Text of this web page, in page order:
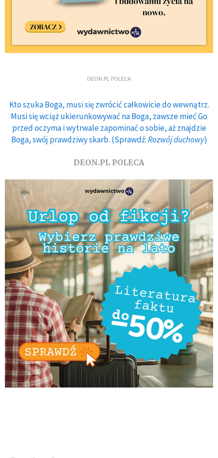
DEON.PL POLECA
Kto szuka Boga, musi się zwrócić całkowicie do wewnątrz.
Musi się wciąż ukierunkowywać na Boga, zawsze mieć Go
przed oczyma i wytrwale zapominać o sobie, aż znajdzie
Boga, swój prawdziwy skarb. (Sprawdź:Rozwój duchowy)
DEON.PL POLECA